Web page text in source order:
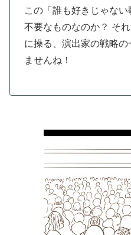
この「誰も好きじゃな
不要なものなのか？ そ
に操る、演出家の戦略
ませんね！